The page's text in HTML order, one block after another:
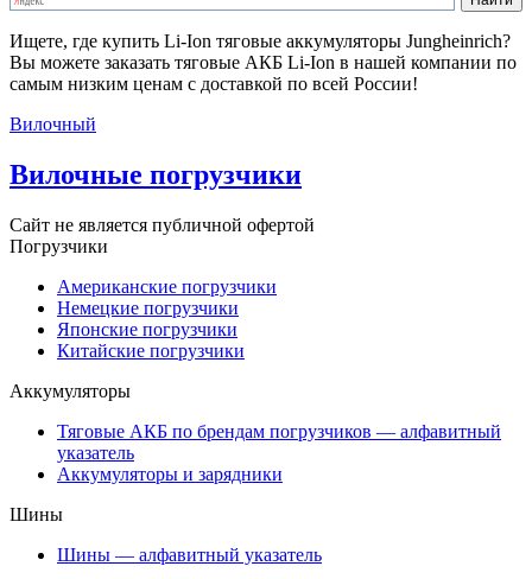
Ищете, где купить Li-Ion тяговые аккумуляторы Jungheinrich?
Вы можете заказать тяговые АКБ Li-Ion в нашей компании по
самым низким ценам с доставкой по всей России!
Вилочный
Вилочные погрузчики
Сайт не является публичной офертой
Погрузчики
Американские погрузчики
Немецкие погрузчики
Японские погрузчики
Китайские погрузчики
Аккумуляторы
Тяговые АКБ по брендам погрузчиков — алфавитный
указатель
Аккумуляторы и зарядники
Шины
Шины — алфавитный указатель